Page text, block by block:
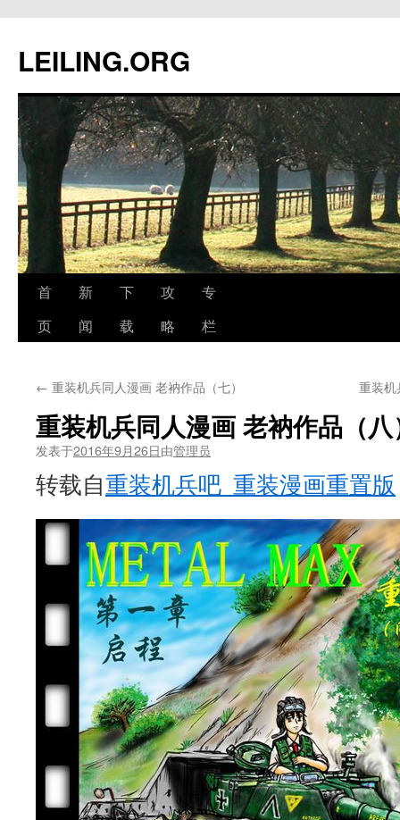
文
LEILING.ORG
首
页
新
闻
下
载
攻
略
专
栏
← 重装机兵同人漫画 老衲作品（七） 重装
重装机兵同人漫画 老衲作品（八
发表于2016年9月26日由管理员
转载自重装机兵吧_重装漫画重置版